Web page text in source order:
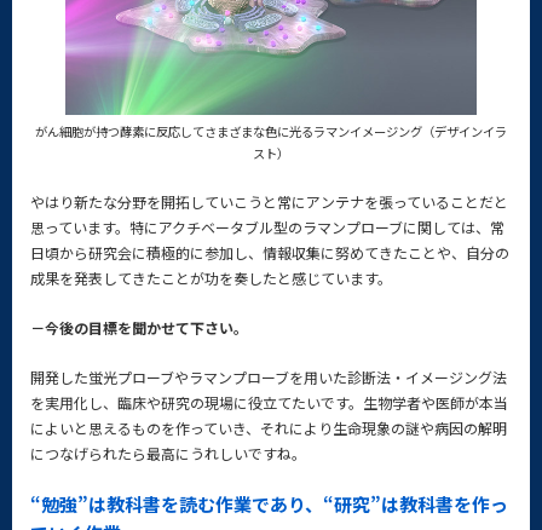
がん細胞が持つ酵素に反応してさまざまな色に光るラマンイメージング（デザインイラ
スト）
やはり新たな分野を開拓していこうと常にアンテナを張っていることだと
思っています。特にアクチベータブル型のラマンプローブに関しては、常
日頃から研究会に積極的に参加し、情報収集に努めてきたことや、自分の
成果を発表してきたことが功を奏したと感じています。
－今後の目標を聞かせて下さい。
開発した蛍光プローブやラマンプローブを用いた診断法・イメージング法
を実用化し、臨床や研究の現場に役立てたいです。生物学者や医師が本当
によいと思えるものを作っていき、それにより生命現象の謎や病因の解明
につなげられたら最高にうれしいですね。
“勉強”は教科書を読む作業であり、“研究”は教科書を作っ